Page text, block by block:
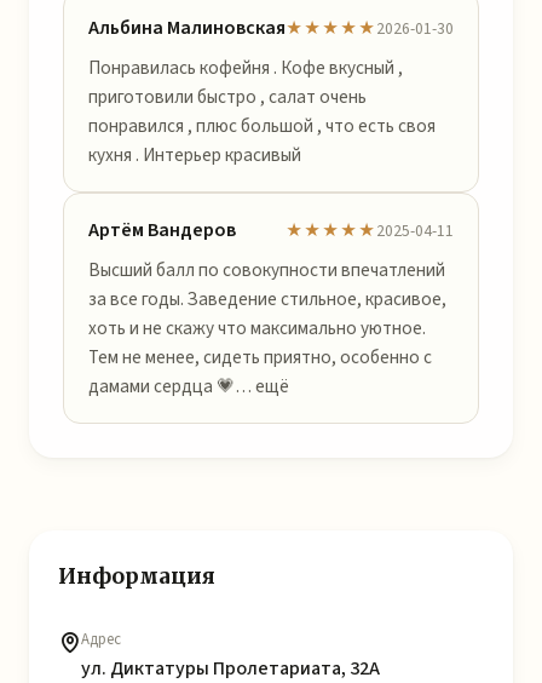
Альбина Малиновская★★★★★2026-01-30
Понравилась кофейня . Кофе вкусный ,
приготовили быстро , салат очень
понравился , плюс большой , что есть своя
кухня . Интерьер красивый
Артём Вандеров ★★★★★2025-04-11
Высший балл по совокупности впечатлений
за все годы. Заведение стильное, красивое,
хоть и не скажу что максимально уютное.
Тем не менее, сидеть приятно, особенно с
дамами сердца 💗… ещё
Информация
Адрес
ул. Диктатуры Пролетариата, 32А